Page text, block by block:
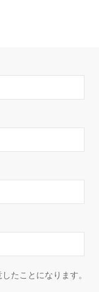
たことになります。